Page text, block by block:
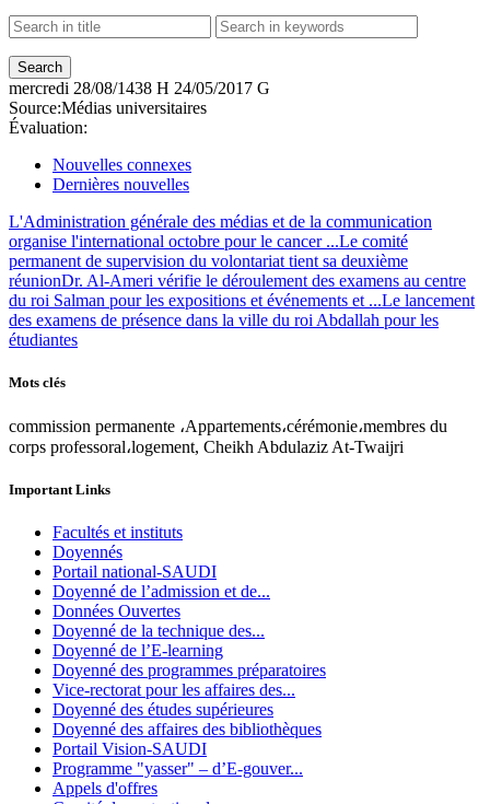
mercredi 28/08/1438 H 24/05/2017 G
Source:Médias universitaires
Évaluation:
Nouvelles connexes
Dernières nouvelles
L'Administration générale des médias et de la communication
organise l'international octobre pour le cancer ...Le comité
permanent de supervision du volontariat tient sa deuxième
réunionDr. Al-Ameri vérifie le déroulement des examens au centre
du roi Salman pour les expositions et événements et ...Le lancement
des examens de présence dans la ville du roi Abdallah pour les
étudiantes
Mots clés
commission permanente ،Appartements،cérémonie،membres du
corps professoral،logement, Cheikh Abdulaziz At-Twaijri
Important Links
Facultés et instituts
Doyennés
Portail national-SAUDI
Doyenné de l’admission et de...
Données Ouvertes
Doyenné de la technique des...
Doyenné de l’E-learning
Doyenné des programmes préparatoires
Vice-rectorat pour les affaires des...
Doyenné des études supérieures
Doyenné des affaires des bibliothèques
Portail Vision-SAUDI
Programme "yasser" – d’E-gouver...
Appels d'offres